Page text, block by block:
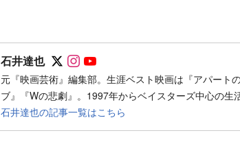
石井達也 Follow on SNS
Follow on SNS
元『映画芸術』編集部。生涯ベスト映画は『アパート
ブ』『Wの悲劇』。1997年からベイスターズ中心の生
石井達也の記事一覧はこちら